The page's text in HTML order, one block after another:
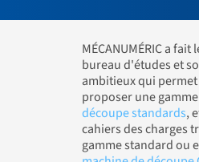
MÉCANUMÉRIC a
bureau d'études et
ambitieux qui
proposer une
découpe standards,
cahiers des charges
gamme standard ou